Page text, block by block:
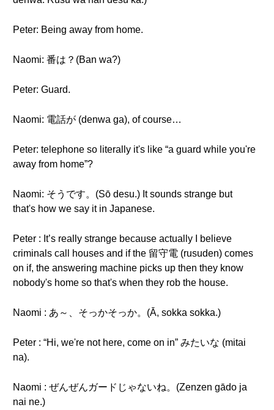
Peter: Being away from home.
Naomi: 番は？(Ban wa?)
Peter: Guard.
Naomi: 電話が (denwa ga), of course…
Peter: telephone so literally it's like “a guard while you're
away from home”?
Naomi: そうです。(Sō desu.) It sounds strange but
that's how we say it in Japanese.
Peter : It’s really strange because actually I believe
criminals call houses and if the 留守電 (rusuden) comes
on if, the answering machine picks up then they know
nobody's home so that's when they rob the house.
Naomi : あ～、そっかそっか。(Ā, sokka sokka.)
Peter : “Hi, we're not here, come on in” みたいな (mitai
na).
Naomi : ぜんぜんガードじゃないね。(Zenzen gādo ja
nai ne.)